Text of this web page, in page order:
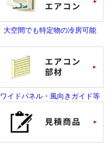
大空間でも特定物の冷房可能
ワイドパネル・風向きガイド等